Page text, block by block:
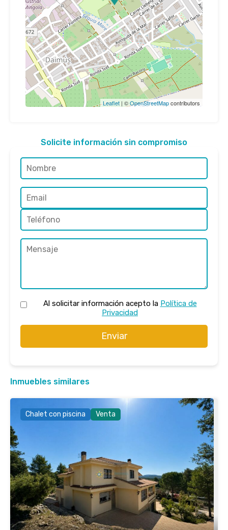
Leaflet | ©OpenStreetMapcontributors
Solicite información sin compromiso
Al solicitar información acepto la Política de
Privacidad
Enviar
Inmuebles similares
Chalet con piscina Venta